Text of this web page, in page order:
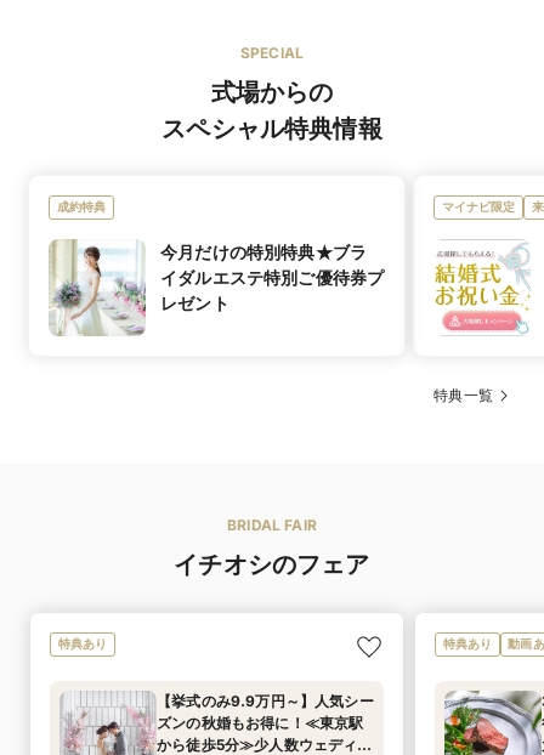
提携ドレスショップ：
特徴
上質な衣装を取り揃えたドレスショップならではの高品
フランス料理
旬の食材を使った目にも楽しめる鮮やかなフレンチフル
にお箸を用意させていただきます。隣接キッチンから繰
り出される出来たてのお料理を堪能する事ができます
（※画像はイメージとなります）
SPECIAL
式場からの
スペシャル特典情報
成約特典
今月だけの特別特典★ブラ
イダルエステ特別ご優待券プ
レゼント
マイナビ限定
特典一覧
BRIDAL FAIR
イチオシのフェア
特典あり
【挙式のみ9.9万円～】人気シー
ズンの秋婚もお得に！≪東京駅
から徒歩5分≫少人数ウェディン
特典あり 動画